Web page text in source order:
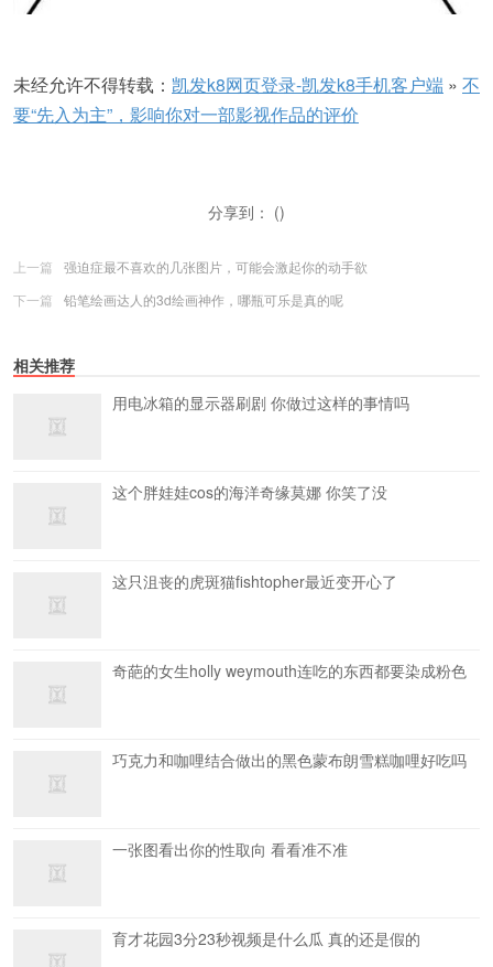
未经允许不得转载： 凯发k8网页登录-凯发k8手机客户端 » 不
要“先入为主”，影响你对一部影视作品的评价
分享到： ()
上一篇
强迫症最不喜欢的几张图片，可能会激起你的动手欲
下一篇
铅笔绘画达人的3d绘画神作，哪瓶可乐是真的呢
相关推荐
用电冰箱的显示器刷剧 你做过这样的事情吗
这个胖娃娃cos的海洋奇缘莫娜 你笑了没
这只沮丧的虎斑猫fishtopher最近变开心了
奇葩的女生holly weymouth连吃的东西都要染成粉色
巧克力和咖哩结合做出的黑色蒙布朗雪糕咖哩好吃吗
一张图看出你的性取向 看看准不准
育才花园3分23秒视频是什么瓜 真的还是假的